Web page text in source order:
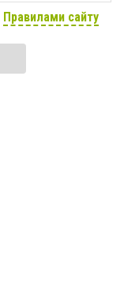
Правилами сайту